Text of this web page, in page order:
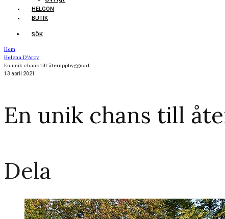
HELGON
BUTIK
SÖK
Hem
Helena D'Arcy
En unik chans till återuppbyggnad
13 april 2021
En unik chans till
Dela